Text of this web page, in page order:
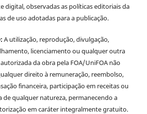
digital, observadas as políticas editoriais da
de uso adotadas para a publicação.
A utilização, reprodução, divulgação,
licenciamento ou qualquer outra
da obra pela FOA/UniFOA não
direito à remuneração, reembolso,
financeira, participação em receitas ou
de qualquer natureza, permanecendo a
em caráter integralmente gratuito.